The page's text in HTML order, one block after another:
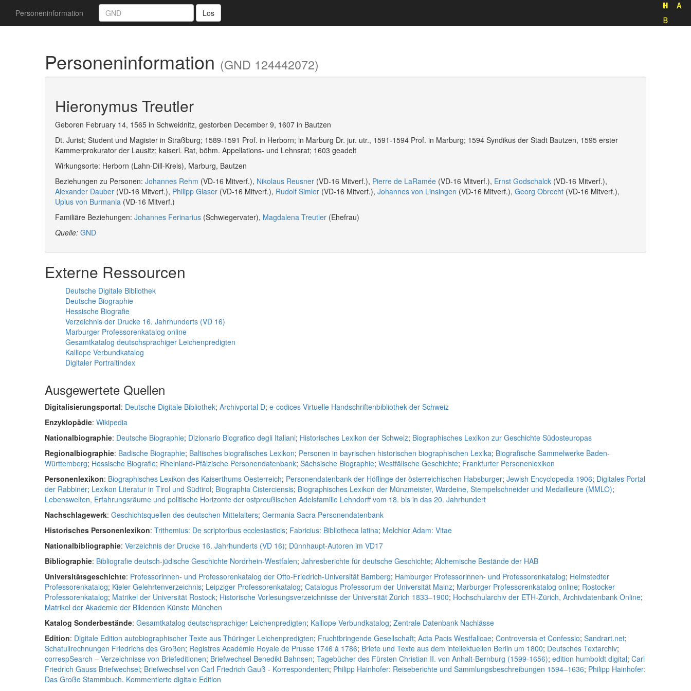
Personeninformation Los
Personeninformation (GND 124442072)
Hieronymus Treutler
Geboren February 14, 1565 in Schweidnitz, gestorben December 9, 1607 in Bautzen
Dt. Jurist; Student und Magister in Straßburg; 1589-1591 Prof. in Herborn; in Marburg Dr. jur. utr., 1591-1594 Prof. in Marburg; 1594 Syndikus der Stadt Bautzen, 1595 erster
Kammerprokurator der Lausitz; kaiserl. Rat, böhm. Appellations- und Lehnsrat; 1603 geadelt
Wirkungsorte: Herborn (Lahn-Dill-Kreis), Marburg, Bautzen
Beziehungen zu Personen: Johannes Rehm (VD-16 Mitverf.), Nikolaus Reusner (VD-16 Mitverf.), Pierre de LaRamée (VD-16 Mitverf.), Ernst Godschalck (VD-16 Mitverf.),
Alexander Dauber (VD-16 Mitverf.), Philipp Glaser (VD-16 Mitverf.), Rudolf Simler (VD-16 Mitverf.), Johannes von Linsingen (VD-16 Mitverf.), Georg Obrecht (VD-16 Mitverf.),
Upius von Burmania (VD-16 Mitverf.)
Familiäre Beziehungen: Johannes Ferinarius (Schwiegervater), Magdalena Treutler (Ehefrau)
Quelle: GND
Externe Ressourcen
Deutsche Digitale Bibliothek
Deutsche Biographie
Hessische Biografie
Verzeichnis der Drucke 16. Jahrhunderts (VD 16)
Marburger Professorenkatalog online
Gesamtkatalog deutschsprachiger Leichenpredigten
Kalliope Verbundkatalog
Digitaler Portraitindex
Ausgewertete Quellen
Digitalisierungsportal: Deutsche Digitale Bibliothek; Archivportal D; e-codices Virtuelle Handschriftenbibliothek der Schweiz
Enzyklopädie: Wikipedia
Nationalbiographie: Deutsche Biographie; Dizionario Biografico degli Italiani; Historisches Lexikon der Schweiz; Biographisches Lexikon zur Geschichte Südosteuropas
Regionalbiographie: Badische Biographie; Baltisches biografisches Lexikon; Personen in bayrischen historischen biographischen Lexika; Biografische Sammelwerke Baden-
Württemberg; Hessische Biografie; Rheinland-Pfälzische Personendatenbank; Sächsische Biographie; Westfälische Geschichte; Frankfurter Personenlexikon
Personenlexikon: Biographisches Lexikon des Kaiserthums Oesterreich; Personendatenbank der Höflinge der österreichischen Habsburger; Jewish Encyclopedia 1906; Digitales Portal
der Rabbiner; Lexikon Literatur in Tirol und Südtirol; Biographia Cisterciensis; Biographisches Lexikon der Münzmeister, Wardeine, Stempelschneider und Medailleure (MMLO);
Lebenswelten, Erfahrungsräume und politische Horizonte der ostpreußischen Adelsfamilie Lehndorff vom 18. bis in das 20. Jahrhundert
Nachschlagewerk: Geschichtsquellen des deutschen Mittelalters; Germania Sacra Personendatenbank
Historisches Personenlexikon: Trithemius: De scriptoribus ecclesiasticis; Fabricius: Bibliotheca latina; Melchior Adam: Vitae
Nationalbibliographie: Verzeichnis der Drucke 16. Jahrhunderts (VD 16); Dünnhaupt-Autoren im VD17
Bibliographie: Bibliografie deutsch-jüdische Geschichte Nordrhein-Westfalen; Jahresberichte für deutsche Geschichte; Alchemische Bestände der HAB
Universitätsgeschichte: Professorinnen- und Professorenkatalog der Otto-Friedrich-Universität Bamberg; Hamburger Professorinnen- und Professorenkatalog; Helmstedter
Professorenkatalog; Kieler Gelehrtenverzeichnis; Leipziger Professorenkatalog; Catalogus Professorum der Universität Mainz; Marburger Professorenkatalog online; Rostocker
Professorenkatalog; Matrikel der Universität Rostock; Historische Vorlesungsverzeichnisse der Universität Zürich 1833–1900; Hochschularchiv der ETH-Zürich, Archivdatenbank Online;
Matrikel der Akademie der Bildenden Künste München
Katalog Sonderbestände: Gesamtkatalog deutschsprachiger Leichenpredigten; Kalliope Verbundkatalog; Zentrale Datenbank Nachlässe
Edition: Digitale Edition autobiographischer Texte aus Thüringer Leichenpredigten; Fruchtbringende Gesellschaft; Acta Pacis Westfalicae; Controversia et Confessio; Sandrart.net;
Schatullrechnungen Friedrichs des Großen; Registres Académie Royale de Prusse 1746 à 1786; Briefe und Texte aus dem intellektuellen Berlin um 1800; Deutsches Textarchiv;
correspSearch – Verzeichnisse von Briefeditionen; Briefwechsel Benedikt Bahnsen; Tagebücher des Fürsten Christian II. von Anhalt-Bernburg (1599-1656); edition humboldt digital; Carl
Friedrich Gauss Briefwechsel; Briefwechsel von Carl Friedrich Gauß - Korrespondenten; Philipp Hainhofer: Reiseberichte und Sammlungsbeschreibungen 1594–1636; Philipp Hainhofer:
Das Große Stammbuch. Kommentierte digitale Edition